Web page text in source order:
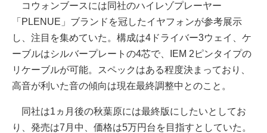
コウォンブースには同社のハイレゾプレーヤー
「PLENUE」ブランドを冠したイヤフォンが参考展示
し、注目を集めていた。構成は4ドライバー3ウェイ、ケ
ーブルはシルバープレートの4芯で、IEM 2ピンタイプの
リケーブルが可能。スペックはある程度決まっており、
高音が利いた音の傾向は現在最終調整中とのこと。
同社は1ヵ月後の秋葉原には最終版にしたいとしてお
り、発売は7月中、価格は5万円台を目指すとしていた。